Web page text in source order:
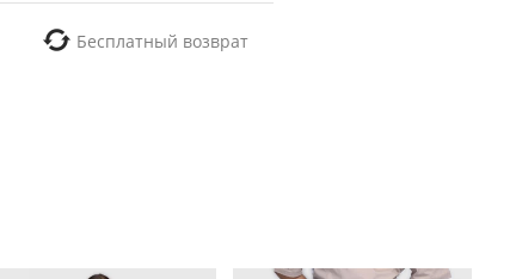
Бесплатный возврат